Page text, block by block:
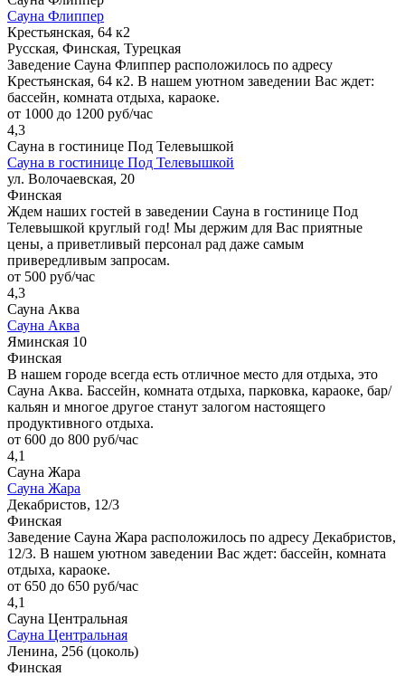
Сауна Флиппер
Крестьянская, 64 к2
Русская, Финская, Турецкая
Заведение Сауна Флиппер расположилось по адресу
Крестьянская, 64 к2. В нашем уютном заведении Вас ждет:
бассейн, комната отдыха, караоке.
от 1000 до 1200 руб/час
4,3
Сауна в гостинице Под Телевышкой
Сауна в гостинице Под Телевышкой
ул. Волочаевская, 20
Финская
Ждем наших гостей в заведении Сауна в гостинице Под
Телевышкой круглый год! Мы держим для Вас приятные
цены, а приветливый персонал рад даже самым
привередливым запросам.
от 500 руб/час
4,3
Сауна Аква
Сауна Аква
Яминская 10
Финская
В нашем городе всегда есть отличное место для отдыха, это
Сауна Аква. Бассейн, комната отдыха, парковка, караоке, бар/
кальян и многое другое станут залогом настоящего
продуктивного отдыха.
от 600 до 800 руб/час
4,1
Сауна Жара
Сауна Жара
Декабристов, 12/3
Финская
Заведение Сауна Жара расположилось по адресу Декабристов,
12/3. В нашем уютном заведении Вас ждет: бассейн, комната
отдыха, караоке.
от 650 до 650 руб/час
4,1
Сауна Центральная
Сауна Центральная
Ленина, 256 (цоколь)
Финская